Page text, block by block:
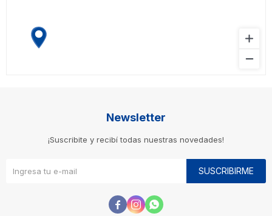
Newsletter
¡Suscribite y recibí todas nuestras novedades!
SUSCRIBIRME
  